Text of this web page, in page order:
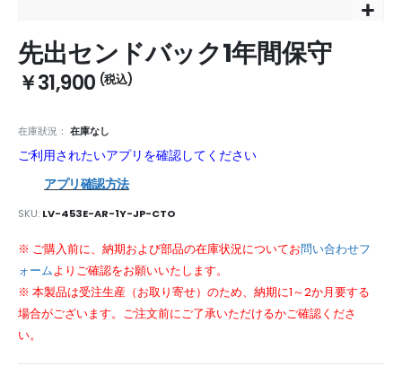
to
the
beginning
the
gallery
先出センドバック1年間保守
￥31,900
在庫狀況： 在庫なし
ご利用されたいアプリを確認してください
アプリ確認方法
SKU LV-453E-AR-1Y-JP-CTO
※ ご購入前に、納期および部品の在庫状況についてお問い合わせフ
ォームよりご確認をお願いいたします。
※ 本製品は受注生産（お取り寄せ）のため、納期に1～2か月要する
場合がございます。ご注文前にご了承いただけるかご確認くださ
い。